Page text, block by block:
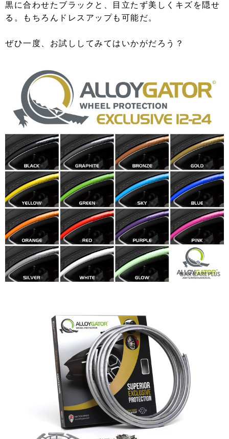
黒に合わせたブラックと、目立たず美しくキズを隠せ
る。もちろんドレスアップも可能だ。
ぜひ一度、お試ししてみてはいかがだろう？